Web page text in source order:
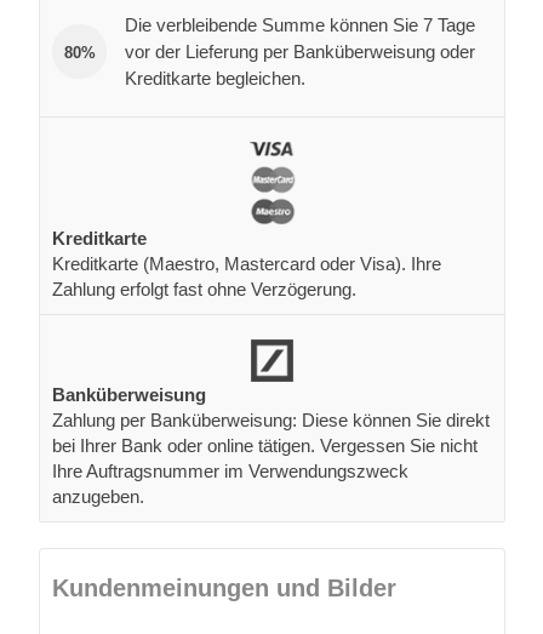
80%
Die verbleibende Summe können Sie 7 Tage
vor der Lieferung per Banküberweisung oder
Kreditkarte begleichen.
Kreditkarte
Kreditkarte (Maestro, Mastercard oder Visa). Ihre
Zahlung erfolgt fast ohne Verzögerung.
Banküberweisung
Zahlung per Banküberweisung: Diese können Sie direkt
bei Ihrer Bank oder online tätigen. Vergessen Sie nicht
Ihre Auftragsnummer im Verwendungszweck
anzugeben.
Kundenmeinungen und Bilder